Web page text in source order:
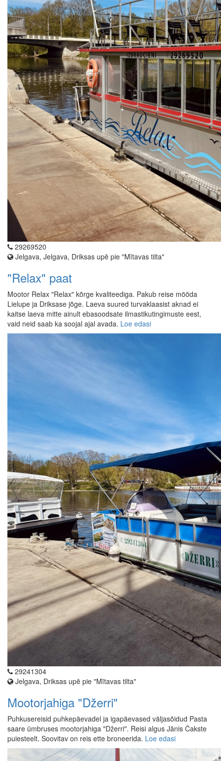
29269520
Jelgava, Jelgava, Driksas upē pie "Mītavas tilta"
"Relax" paat
Mootor Relax "Relax" kõrge kvaliteediga. Pakub reise mööda
Lielupe ja Driksase jõge. Laeva suured turvaklaasist aknad ei
kaitse laeva mitte ainult ebasoodsate ilmastikutingimuste eest,
vaid neid saab ka soojal ajal avada. Loe edasi
29241304
Jelgava, Driksas upē pie "Mītavas tilta"
Mootorjahiga "Džerri"
Puhkusereisid puhkepäevadel ja igapäevased väljasõidud Pasta
saare ümbruses mootorjahiga "Džerri". Reisi algus Jānis Čakste
puiesteelt. Soovitav on reis ette broneerida. Loe edasi